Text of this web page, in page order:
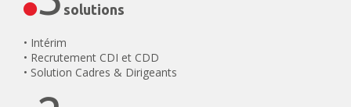
solutions
• Intérim
• Recrutement CDI et CDD
• Solution Cadres & Dirigeants